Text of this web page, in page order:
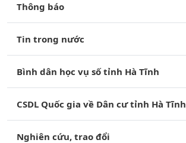
Thông báo
Tin trong nước
Bình dân học vụ số tỉnh Hà Tĩnh
CSDL Quốc gia về Dân cư tỉnh Hà Tĩnh
Nghiên cứu, trao đổi